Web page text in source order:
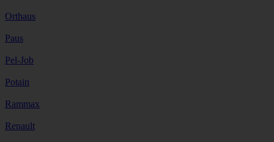
Orthaus
Paus
Pel-Job
Potain
Rammax
Renault